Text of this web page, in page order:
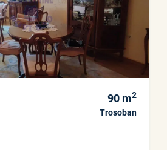
90 m2
Trosoban